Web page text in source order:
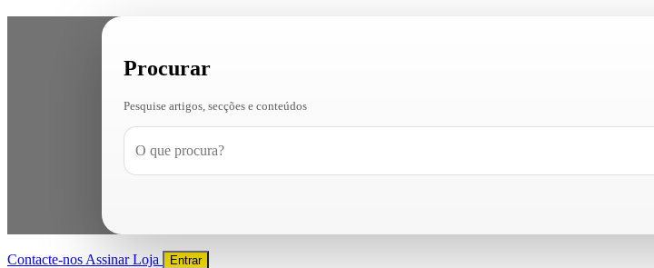
Procurar
Pesquise artigos, secções e conteúdos
Contacte-nos AssinarLoja Entrar